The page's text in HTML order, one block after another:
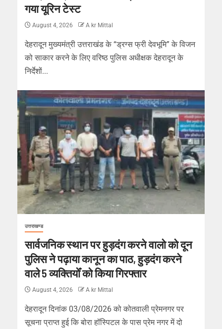
गया यूरिन टेस्ट
August 4, 2026 A kr Mittal
देहरादून मुख्यमंत्री उत्तराखंड के “ड्रग्स फ्री देवभूमि” के विजन
को साकार करने के लिए वरिष्ठ पुलिस अधीक्षक देहरादून के
निर्देशों...
उत्तराखण्ड
सार्वजनिक स्थान पर हुड़दंग करने वालो को दून
पुलिस ने पढ़ाया कानून का पाठ, हुड़दंग करने
वाले 5 व्यक्तियोँ को किया गिरफ्तार
August 4, 2026 A kr Mittal
देहरादून दिनांक 03/08/2026 को कोतवाली प्रेमनगर पर
सूचना प्राप्त हुई कि बोरा हॉस्पिटल के पास प्रेम नगर में दो